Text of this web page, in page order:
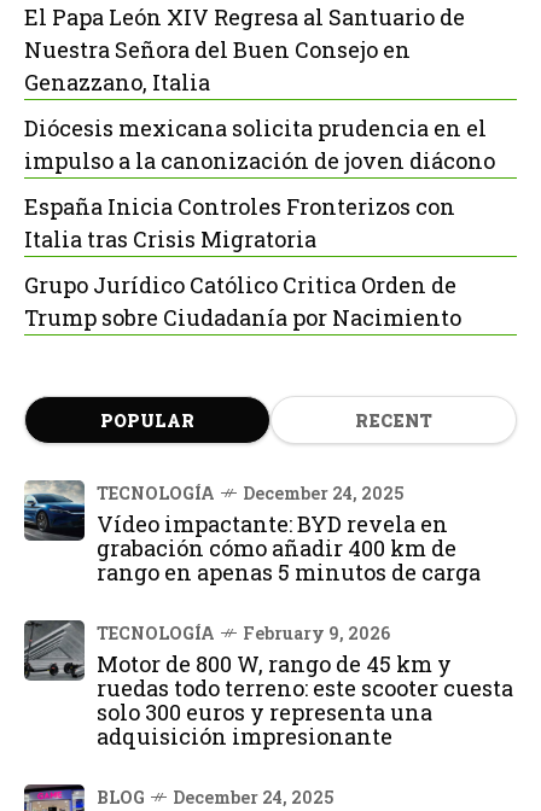
El Papa León XIV Regresa al Santuario de
Nuestra Señora del Buen Consejo en
Genazzano, Italia
Diócesis mexicana solicita prudencia en el
impulso a la canonización de joven diácono
España Inicia Controles Fronterizos con
Italia tras Crisis Migratoria
Grupo Jurídico Católico Critica Orden de
Trump sobre Ciudadanía por Nacimiento
POPULAR RECENT
TECNOLOGÍA December 24, 2025
Vídeo impactante: BYD revela en
grabación cómo añadir 400 km de
rango en apenas 5 minutos de carga
TECNOLOGÍA February 9, 2026
Motor de 800 W, rango de 45 km y
ruedas todo terreno: este scooter cuesta
solo 300 euros y representa una
adquisición impresionante
BLOG December 24, 2025